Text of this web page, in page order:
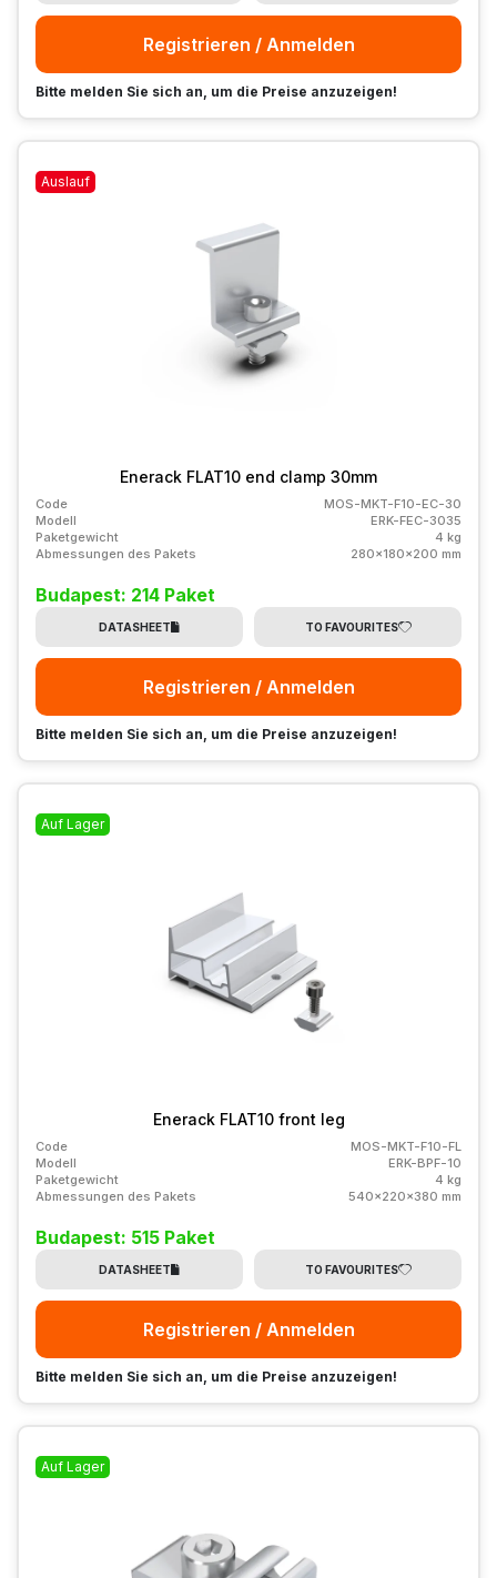
Registrieren / Anmelden
Bitte melden Sie sich an, um die Preise anzuzeigen!
Auslauf
Enerack FLAT10 end clamp 30mm
Code
MOS-MKT-F10-EC-30
Modell
ERK-FEC-3035
Paketgewicht
4 kg
Abmessungen des Pakets
280x180x200 mm
Budapest: 214 Paket
DATASHEET TO FAVOURITES
Registrieren / Anmelden
Bitte melden Sie sich an, um die Preise anzuzeigen!
Auf Lager
Enerack FLAT10 front leg
Code
MOS-MKT-F10-FL
Modell
ERK-BPF-10
Paketgewicht
4 kg
Abmessungen des Pakets
540x220x380 mm
Budapest: 515 Paket
DATASHEET TO FAVOURITES
Registrieren / Anmelden
Bitte melden Sie sich an, um die Preise anzuzeigen!
Auf Lager